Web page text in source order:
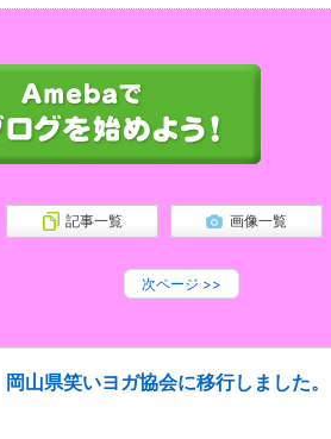
記事一覧 画像一覧
次ページ >>
山県笑いヨガ協会に移行しました。